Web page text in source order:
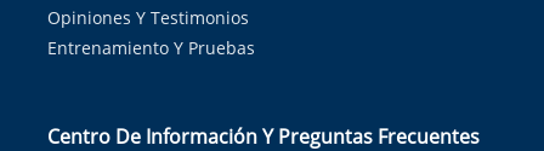
Opiniones Y Testimonios
Entrenamiento Y Pruebas
Centro De Información Y Preguntas Frecuentes